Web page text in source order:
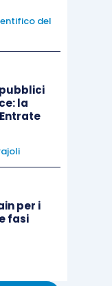
vissuta
è più
dopo
del
la
per i
fasi